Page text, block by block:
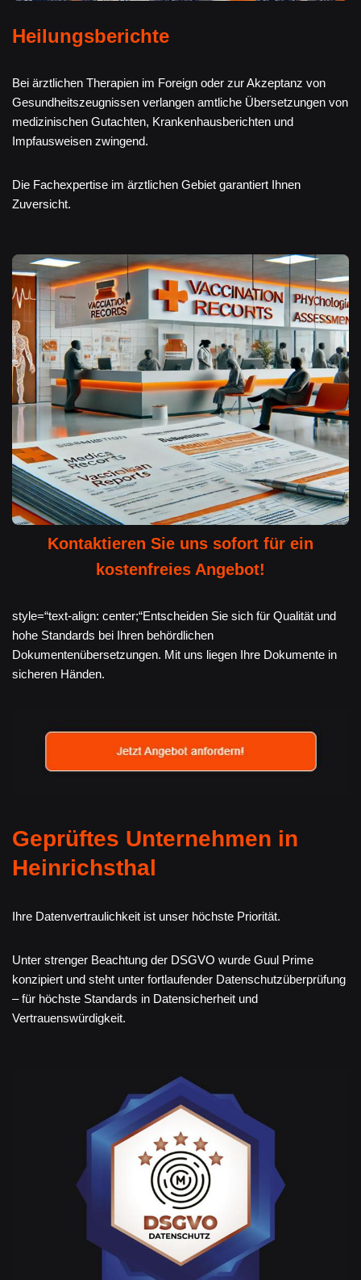
Heilungsberichte
Bei ärztlichen Therapien im Foreign oder zur Akzeptanz von
Gesundheitszeugnissen verlangen amtliche Übersetzungen von
medizinischen Gutachten, Krankenhausberichten und
Impfausweisen zwingend.
Die Fachexpertise im ärztlichen Gebiet garantiert Ihnen
Zuversicht.
Kontaktieren Sie uns sofort für ein
kostenfreies Angebot!
style=“text-align: center;“Entscheiden Sie sich für Qualität und
hohe Standards bei Ihren behördlichen
Dokumentenübersetzungen. Mit uns liegen Ihre Dokumente in
sicheren Händen.
Geprüftes Unternehmen in
Heinrichsthal
Ihre Datenvertraulichkeit ist unser höchste Priorität.
Unter strenger Beachtung der DSGVO wurde Guul Prime
konzipiert und steht unter fortlaufender Datenschutzüberprüfung
– für höchste Standards in Datensicherheit und
Vertrauenswürdigkeit.